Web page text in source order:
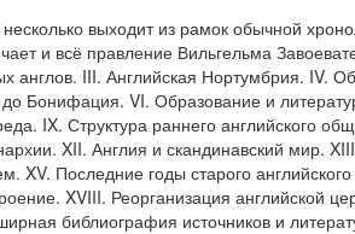
выходит из рамок обычной
и всё правление Вильгельма
англов. III. Английская Нортумбрия. IV.
Бонифация. VI. Образование и
IX. Структура раннего английского
XII. Англия и скандинавский мир.
XV. Последние годы старого английского
XVIII. Реорганизация английской
библиография источников и